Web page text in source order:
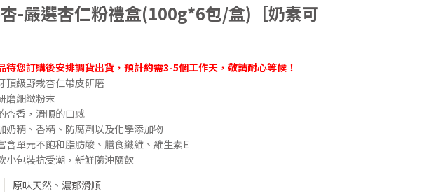
-嚴選杏仁粉禮盒(100g*6包/盒)［奶素可
您訂購後安排調貨出貨，預計約需3-5個工作天，敬請耐心等候！
頂級野栽杏仁帶皮研磨
磨細緻粉末
杏香，滑順的口感
奶精、香精、防腐劑以及化學添加物
含單元不飽和脂肪酸、膳食纖維、維生素E
小包裝抗受潮，新鮮隨沖隨飲
原味天然、濃郁滑順